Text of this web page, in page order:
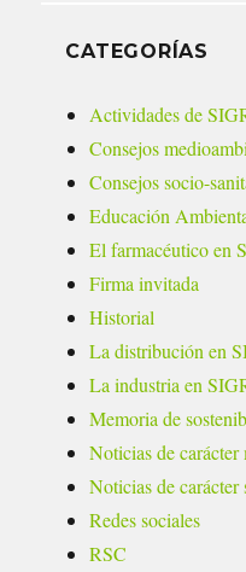
CATEGORÍAS
Actividades de
Consejos
Consejos socio-
Educación
El farmacéutico en
Firma invitada
Historial
La distribución en
La industria en
Memoria de
Noticias de
Noticias de carácter
Redes sociales
RSC